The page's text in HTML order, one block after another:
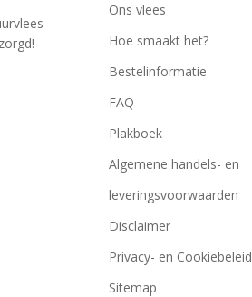
Ons vlees
Hoe smaakt het?
Bestelinformatie
FAQ
Plakboek
Algemene handels- en
leveringsvoorwaarden
Disclaimer
Privacy- en Cookiebeleid
Sitemap